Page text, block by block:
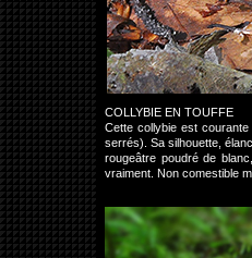
COLLYBIE EN TOUFFE
Cette collybie est
serrés). Sa silhouette,
rougeâtre poudré de
vraiment. Non comestible